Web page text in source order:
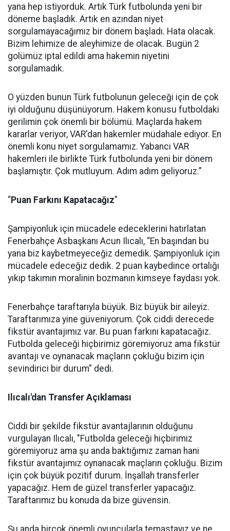
yana hep istiyorduk. Artık Türk futbolunda yeni bir
döneme başladık. Artık en azından niyet
sorgulamayacağımız bir dönem başladı. Hata olacak.
Bizim lehimize de aleyhimize de olacak. Bugün 2
golümüz iptal edildi ama hakemin niyetini
sorgulamadık.
O yüzden bunun Türk futbolunun geleceği için de çok
iyi olduğunu düşünüyorum. Hakem konusu futboldaki
gerilimin çok önemli bir bölümü. Maçlarda hakem
kararlar veriyor, VAR'dan hakemler müdahale ediyor. En
önemli konu niyet sorgulamamız. Yabancı VAR
hakemleri ile birlikte Türk futbolunda yeni bir dönem
başlamıştır. Çok mutluyum. Adım adım geliyoruz.”
“Puan Farkını Kapatacağız"
Şampiyonluk için mücadele edeceklerini hatırlatan
Fenerbahçe Asbaşkanı Acun Ilıcalı, “En başından bu
yana biz kaybetmeyeceğiz demedik. Şampiyonluk için
mücadele edeceğiz dedik. 2 puan kaybedince ortalığı
yıkıp takımın moralinin bozmanın kimseye faydası yok.
Fenerbahçe taraftarıyla büyük. Biz büyük bir aileyiz.
Taraftarımıza yine güveniyorum. Çok ciddi derecede
fikstür avantajımız var. Bu puan farkını kapatacağız.
Futbolda geleceği hiçbirimiz göremiyoruz ama fikstür
avantajı ve oynanacak maçların çokluğu bizim için
sevindirici bir durum” dedi.
Ilıcalı'dan Transfer Açıklaması
Ciddi bir şekilde fikstür avantajlarının olduğunu
vurgulayan Ilıcalı, "Futbolda geleceği hiçbirimiz
göremiyoruz ama şu anda baktığımız zaman hani
fikstür avantajımız oynanacak maçların çokluğu. Bizim
için çok büyük pozitif durum. İnşallah transferler
yapacağız. Hem de güzel transferler yapacağız.
Taraftarımız bu konuda da bize güvensin.
Şu anda birçok önemli oyuncularla temastayız ve ne